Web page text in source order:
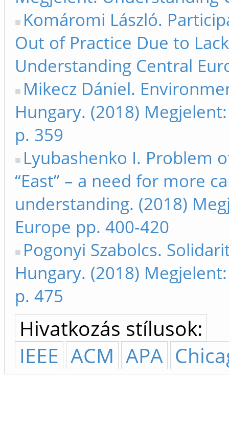
Komáromi László.
Out of Practice Due to
Understanding Central
Mikecz Dániel.
Hungary. (2018)
p. 359
Lyubashenko I. Problem
“East” – a need for more
understanding. (2018)
Europe pp. 400-420
Pogonyi Szabolcs.
Hungary. (2018)
p. 475
Hivatkozás stílusok:
IEEE ACM APA